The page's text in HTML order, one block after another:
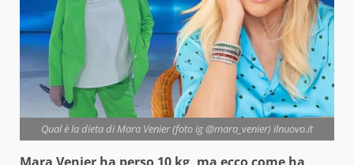
Qual è la dieta di Mara Venier (foto ig @mara_venier) ilnuovo.it